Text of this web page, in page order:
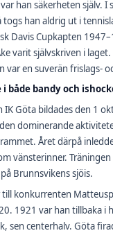
han säkerheten själv. I
togs han aldrig ut i
Davis Cupkapten
varit självskriven i
var en suverän frislags-
både bandy och
IK Göta bildades den 1
dominerande
Året därpå
vänsterinner.
Brunnsvikens sjöis.
konkurrenten
1921 var han tillbaka i
sen centerhalv. Göta